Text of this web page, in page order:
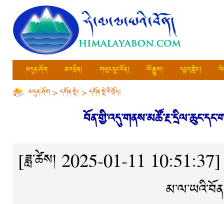
མདུན་ཤོག ཆ་འཕྲིན། གཡུང་དྲུང་བོན། ལོ་རྒྱུས། དཔྱད་གླེང་།
མདུན་ཤོག>དགོན་སྡེ། >དགོན་སྡེ་རི་ཁྲོད།
[ཟླ་ཚེས། 2025-01-11 10:51:37]